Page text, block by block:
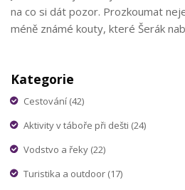
na co si dát pozor. Prozkoumat
méně známé kouty, které Šerák
rodinou.
Kategorie
Cestování (42)
Aktivity v táboře při dešti (24)
Vodstvo a řeky (22)
Turistika a outdoor (17)